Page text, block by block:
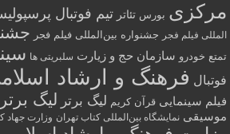
مرکزی بورس تئاتر تیم فوتبال
المللی فیلم فجر جشنواره بین‌المللی فیلم فجر
تمتع خودرو سازمان حج و زیارت سلبریتی ها
فوتبال فرهنگ و ارشاد
فیلم سینمایی قرآن کریم لیگ برتر لیگ
موسیقی نمایشگاه بین‌المللی کتاب تهران وزارت جهاد